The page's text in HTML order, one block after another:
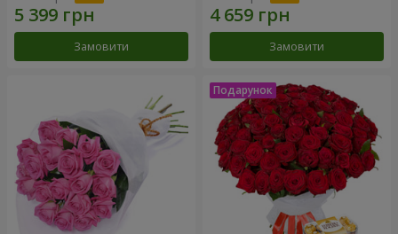
Замовити Замовити